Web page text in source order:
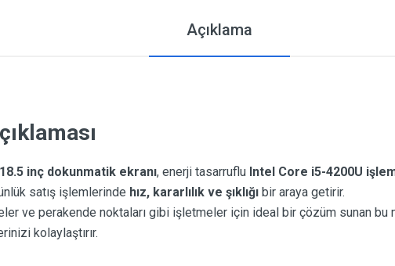
Açıklama
18.5 inç dokunmatik ekranı, enerji tasarruflu Intel Core i5-4200U
satış işlemlerinde hız, kararlılık ve şıklığı bir araya getirir.
ve perakende noktaları gibi işletmeler için ideal bir çözüm sunan bu
kolaylaştırır.